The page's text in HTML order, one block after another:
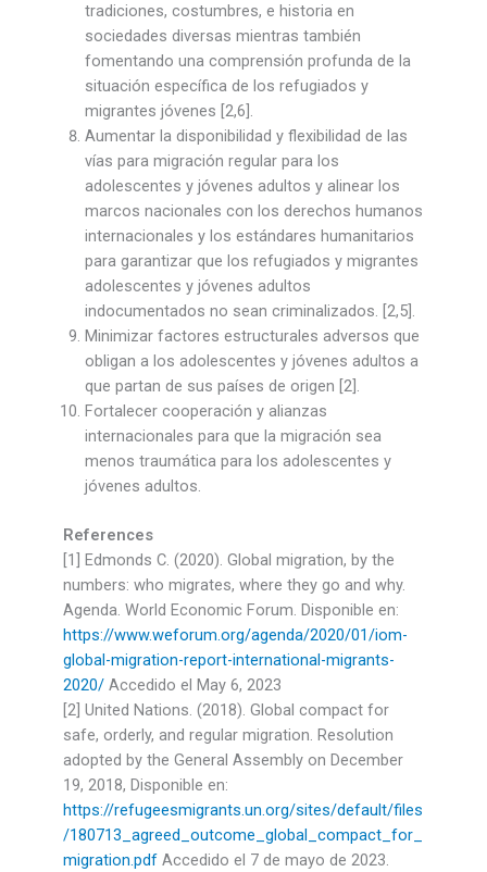
tradiciones, costumbres, e historia en
sociedades diversas mientras también
fomentando una comprensión profunda de la
situación específica de los refugiados y
migrantes jóvenes [2,6].
Aumentar la disponibilidad y flexibilidad de las
vías para migración regular para los
adolescentes y jóvenes adultos y alinear los
marcos nacionales con los derechos humanos
internacionales y los estándares humanitarios
para garantizar que los refugiados y migrantes
adolescentes y jóvenes adultos
indocumentados no sean criminalizados. [2,5].
Minimizar factores estructurales adversos que
obligan a los adolescentes y jóvenes adultos a
que partan de sus países de origen [2].
Fortalecer cooperación y alianzas
internacionales para que la migración sea
menos traumática para los adolescentes y
jóvenes adultos.
References
[1] Edmonds C. (2020). Global migration, by the
numbers: who migrates, where they go and why.
Agenda. World Economic Forum. Disponible en:
https://www.weforum.org/agenda/2020/01/iom-
global-migration-report-international-migrants-
2020/Accedido el May 6, 2023
[2] United Nations. (2018). Global compact for
safe, orderly, and regular migration. Resolution
adopted by the General Assembly on December
19, 2018, Disponible en:
https://refugeesmigrants.un.org/sites/default/files
/180713_agreed_outcome_global_compact_for_
migration.pdfAccedido el 7 de mayo de 2023.